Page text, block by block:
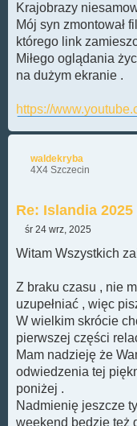
Krajobrazy
Mój syn zmontował
którego link
Miłego oglądania
na dużym ekranie .
https://
waldekryba
4X4 Szczecin
Re: Islandia
o
s
śr 24 wrz, 2025
Witam Wszystkich
Z braku czasu , nie
uzupełniać , więc
W wielkim skrócie
pierwszej części
Mam nadzieję że
odwiedzenia tej
poniżej .
Nadmienię jeszcze
weekend będzie też